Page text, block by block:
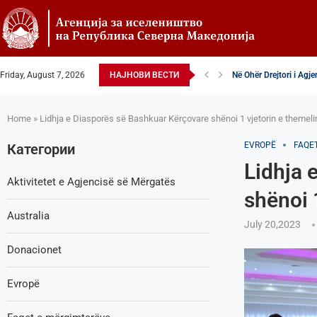
Friday, August 7, 2026 НАЈНОВИ ВЕСТИ Në Ohër Drejtori i
Home » Lidhja e Diasporës së Bashkuar Kërçovare shënoi 1 vjetorin e
EVROPË
Lidhja
shënoi
July 20,2023
Категории
Aktivitetet e Agjencisë së Мërgatës
Australia
Donacionet
Evropë